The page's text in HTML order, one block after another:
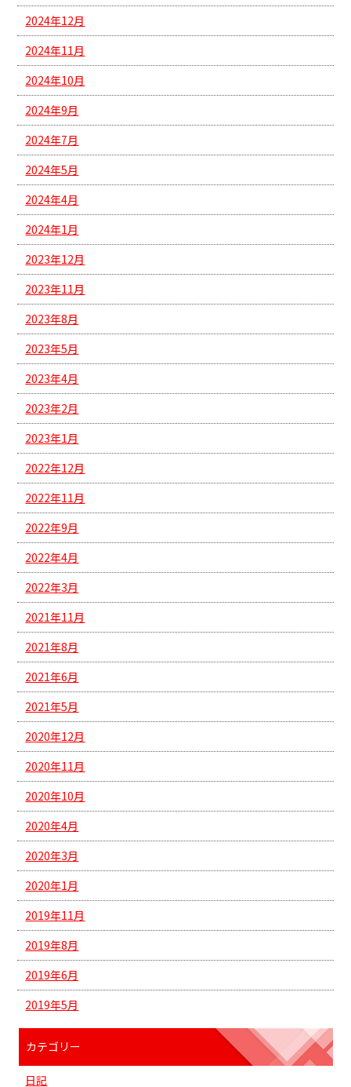
2024年12月
2024年11月
2024年10月
2024年9月
2024年7月
2024年5月
2024年4月
2024年1月
2023年12月
2023年11月
2023年8月
2023年5月
2023年4月
2023年2月
2023年1月
2022年12月
2022年11月
2022年9月
2022年4月
2022年3月
2021年11月
2021年8月
2021年6月
2021年5月
2020年12月
2020年11月
2020年10月
2020年4月
2020年3月
2020年1月
2019年11月
2019年8月
2019年6月
2019年5月
カテゴリー
日記